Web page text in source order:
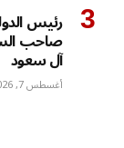
رئيس
صاحب
آل سعود
أغسطس 7, 2026